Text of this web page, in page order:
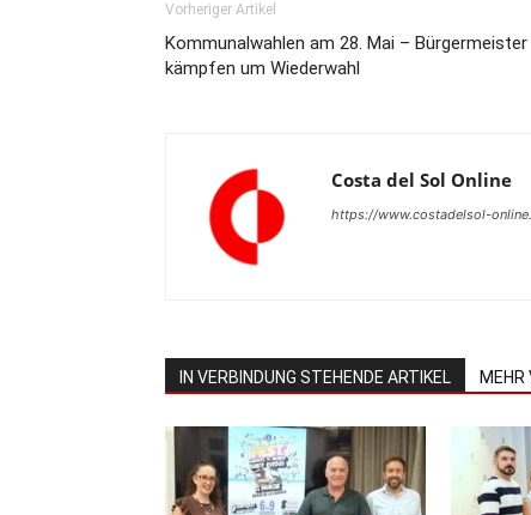
Vorheriger Artikel
Kommunalwahlen am 28. Mai – Bürgermeister
kämpfen um Wiederwahl
Costa del Sol Online
https://www.costadelsol-
IN VERBINDUNG STEHENDE ARTIKEL